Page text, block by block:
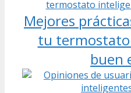
Mejores
tu
buen